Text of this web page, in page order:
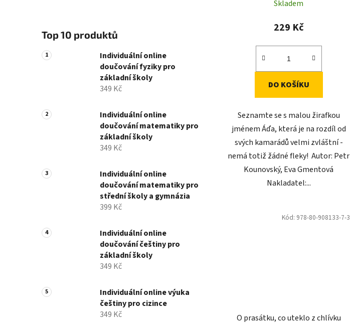
Top 10 produktů
Individuální online
doučování fyziky pro
základní školy
349 Kč
Individuální online
doučování matematiky pro
základní školy
349 Kč
Individuální online
doučování matematiky pro
střední školy a gymnázia
399 Kč
Individuální online
doučování češtiny pro
základní školy
349 Kč
Individuální online výuka
češtiny pro cizince
349 Kč
Skladem
229 Kč
DO KOŠÍKU
Seznamte se s malou žirafkou
jménem Áďa, která je na rozdíl od
svých kamarádů velmi zvláštní -
nemá totiž žádné fleky! Autor: Petr
Kounovský, Eva Gmentová
Nakladatel:...
O prasátku, co uteklo z chlívku
Kód: 978-80-908133-7-3